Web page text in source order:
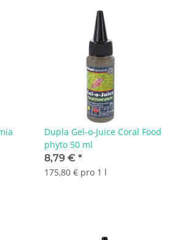
Dupla Gel-o-Juice Coral Food
phyto 50 ml
8,79 € *
175,80 € pro 1 l